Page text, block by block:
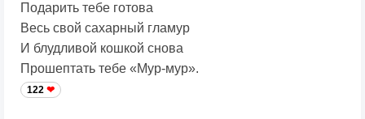
Подарить тебе готова
Весь свой сахарный гламур
И блудливой кошкой снова
Прошептать тебе «Мур-мур».
122